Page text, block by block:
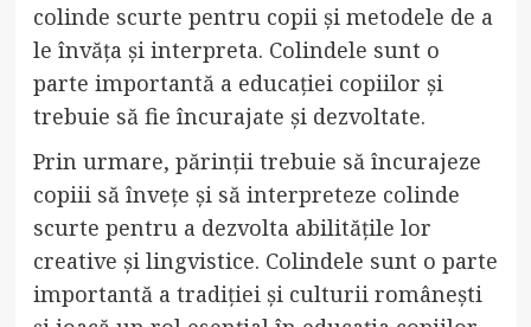
colinde scurte pentru copii și metodele de a
le învăța și interpreta. Colindele sunt o
parte importantă a educației copiilor și
trebuie să fie încurajate și dezvoltate.
Prin urmare, părinții trebuie să încurajeze
copiii să învețe și să interpreteze colinde
scurte pentru a dezvolta abilitățile lor
creative și lingvistice. Colindele sunt o parte
importantă a tradiției și culturii românești